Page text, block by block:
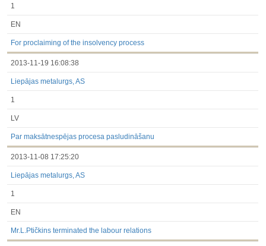
1
EN
For proclaiming of the insolvency process
2013-11-19 16:08:38
Liepājas metalurgs, AS
1
LV
Par maksātnespējas procesa pasludināšanu
2013-11-08 17:25:20
Liepājas metalurgs, AS
1
EN
Mr.L.Ptičkins terminated the labour relations